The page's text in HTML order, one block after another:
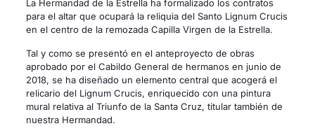
La Hermandad de la Estrella ha formalizado los contratos
para el altar que ocupará la reliquia del Santo Lignum Crucis
en el centro de la remozada Capilla Virgen de la Estrella.
Tal y como se presentó en el anteproyecto de obras
aprobado por el Cabildo General de hermanos en junio de
2018, se ha diseñado un elemento central que acogerá el
relicario del Lignum Crucis, enriquecido con una pintura
mural relativa al Triunfo de la Santa Cruz, titular también de
nuestra Hermandad.